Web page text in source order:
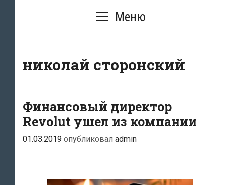
Меню
николай сторонский
Финансовый директор
Revolut ушел из компании
01.03.2019 опубликовал admin